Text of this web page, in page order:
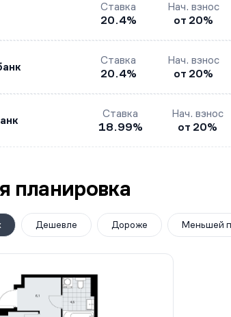
Ставка
20.4%
Нач. взнос
от 20%
Ставка
20.4%
Нач. взнос
от 20%
Ставка
18.99%
Нач. взнос
от 20%
планировка
Дешевле Дороже Меньшей